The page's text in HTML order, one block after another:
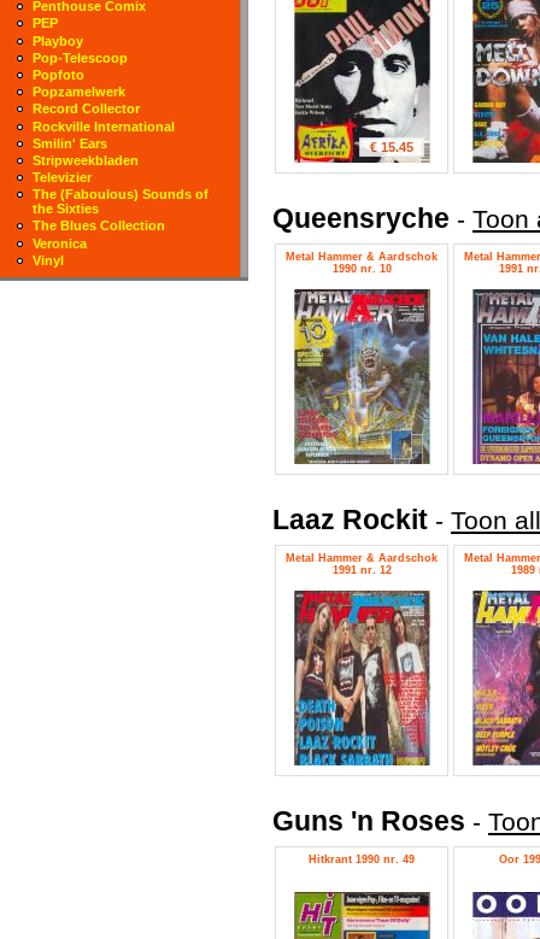
€ 15.45
Queensryche - Toon
Metal Hammer & Aardschok
1990 nr. 10
Metal
1991
Laaz Rockit - Toon
Metal Hammer & Aardschok
1991 nr. 12
Metal
1989
Guns 'n Roses -
Hitkrant 1990 nr. 49 Oor
Penthouse Comix
PEP
Playboy
Pop-Telescoop
Popfoto
Popzamelwerk
Record Collector
Rockville International
Smilin' Ears
Stripweekbladen
Televizier
The (Faboulous) Sounds of
the Sixties
The Blues Collection
Veronica
Vinyl